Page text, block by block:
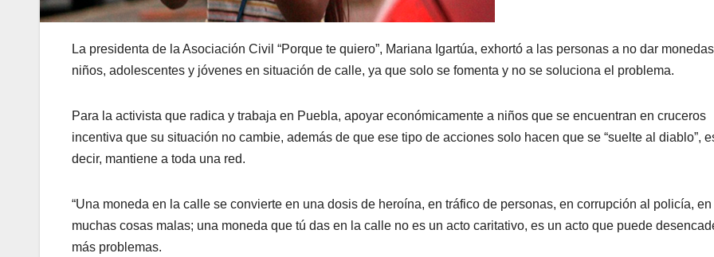
La presidenta de la Asociación Civil “Porque te quiero”, Mariana Igartúa, exhortó a las personas a no dar
niños, adolescentes y jóvenes en situación de calle, ya que solo se fomenta y no se soluciona el problema.
Para la activista que radica y trabaja en Puebla, apoyar económicamente a niños que se encuentran en cruceros
incentiva que su situación no cambie, además de que ese tipo de acciones solo hacen que se “suelte al diablo”,
decir, mantiene a toda una red.
“Una moneda en la calle se convierte en una dosis de heroína, en tráfico de personas, en corrupción al policía, en
muchas cosas malas; una moneda que tú das en la calle no es un acto caritativo, es un acto que puede
más problemas.